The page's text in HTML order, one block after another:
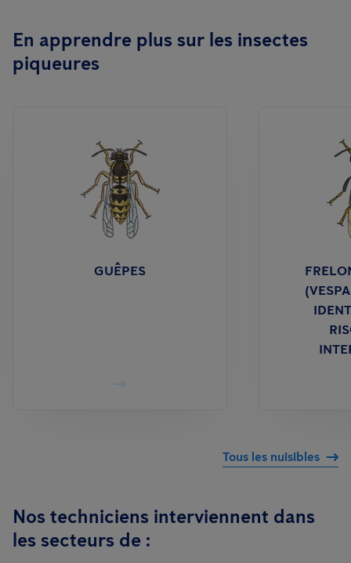
En apprendre plus sur les insectes
piqueures
GUÊPES
Tous les nuisibles
Nos techniciens interviennent dans
les secteurs de :